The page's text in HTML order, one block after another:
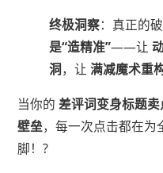
​终极洞察​：真正的
是“造精准”​​——让 ​
洞​​，让 ​满减魔术重
当你的 ​差评词变身标题卖
壁垒​，每一次点击都在为
脚！?